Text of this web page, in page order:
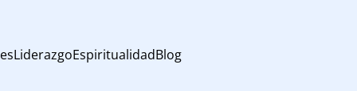
LiderazgoEspiritualidadBlog